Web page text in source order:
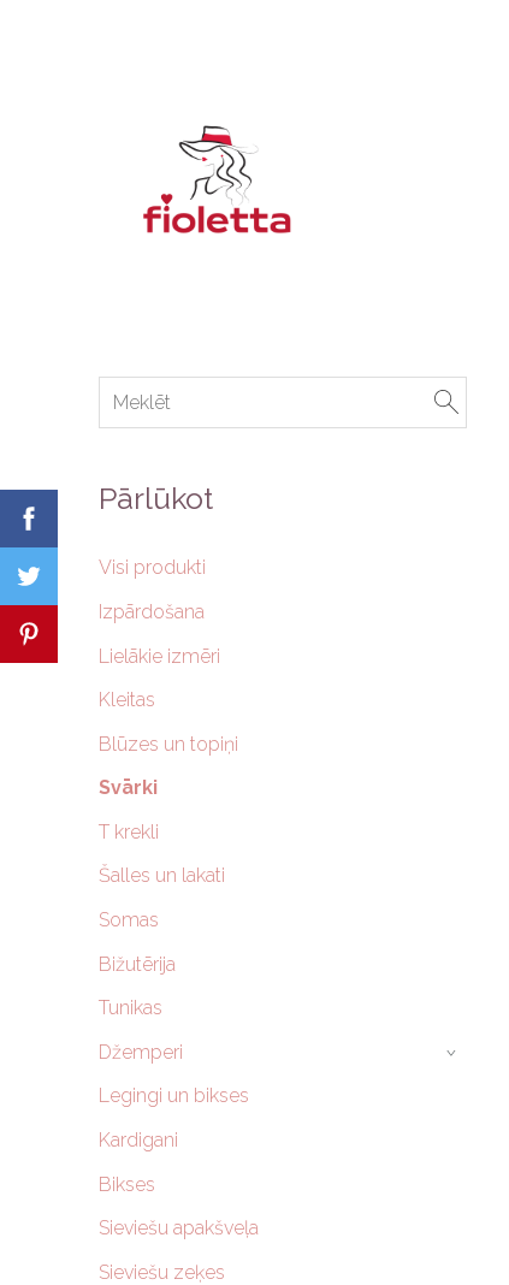
Pārlūkot
Visi produkti
Izpārdošana
Lielākie izmēri
Kleitas
Blūzes un topiņi
Svārki
T krekli
Šalles un lakati
Somas
Bižutērija
Tunikas
Džemperi
›
Legingi un bikses
Kardigani
Bikses
Sieviešu apakšveļa
Sieviešu zeķes